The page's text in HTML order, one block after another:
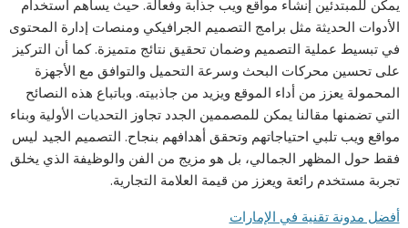
يمكن للمبتدئين إنشاء مواقع ويب جذابة وفعالة. حيث يساهم استخدام
الأدوات الحديثة مثل برامج التصميم الجرافيكي ومنصات إدارة المحتوى
في تبسيط عملية التصميم وضمان تحقيق نتائج متميزة. كما أن التركيز
على تحسين محركات البحث وسرعة التحميل والتوافق مع الأجهزة
المحمولة يعزز من أداء الموقع ويزيد من جاذبيته. وباتباع هذه النصائح
التي تضمنها مقالنا يمكن للمصممين الجدد تجاوز التحديات الأولية وبناء
مواقع ويب تلبي احتياجاتهم وتحقق أهدافهم بنجاح. التصميم الجيد ليس
فقط حول المظهر الجمالي، بل هو مزيج من الفن والوظيفة الذي يخلق
تجربة مستخدم رائعة ويعزز من قيمة العلامة التجارية.
أفضل مدونة تقنية في الإمارات